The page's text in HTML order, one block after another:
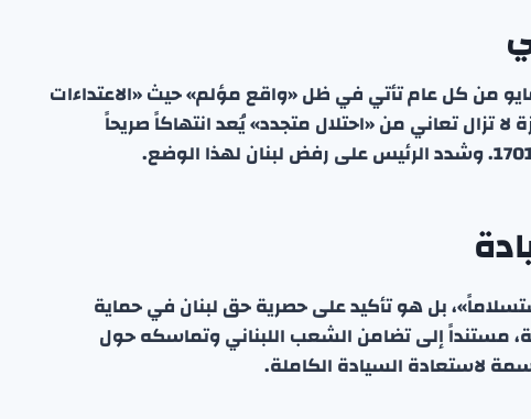
عون إلى أن الذكرى التي يحتفل بها لبنان في 25 مايو من كل عام تأتي في ظل «واقع مؤلم» حيث «الاعتداءات
لا تزال تعاني من «احتلال متجدد» يُعد انتهاكاً صريحاً
بل هو تأكيد على حصرية حق لبنان في حماية
مستنداً إلى تضامن الشعب اللبناني وتماسكه حول
لاستعادة السيادة الكاملة.